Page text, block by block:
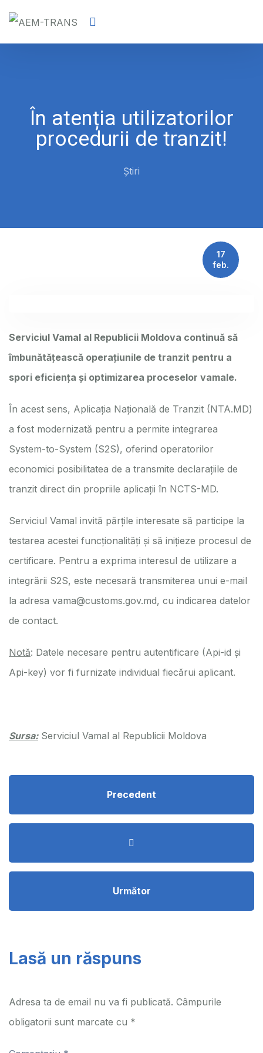
În atenția utilizatorilor
procedurii de tranzit!
Știri
17
feb.
Serviciul Vamal al Republicii Moldova continuă să
îmbunătățească operațiunile de tranzit pentru a
spori eficiența și optimizarea proceselor vamale.
În acest sens, Aplicația Națională de Tranzit (NTA.MD)
a fost modernizată pentru a permite integrarea
System-to-System (S2S), oferind operatorilor
economici posibilitatea de a transmite declarațiile de
tranzit direct din propriile aplicații în NCTS-MD.
Serviciul Vamal invită părțile interesate să participe la
testarea acestei funcționalități și să inițieze procesul de
certificare. Pentru a exprima interesul de utilizare a
integrării S2S, este necesară transmiterea unui e-mail
la adresa vama@customs.gov.md, cu indicarea datelor
de contact.
Notă: Datele necesare pentru autentificare (Api-id și
Api-key) vor fi furnizate individual fiecărui aplicant.
Sursa:Serviciul Vamal al Republicii Moldova
Precedent
Următor
Lasă un răspuns
Adresa ta de email nu va fi publicată. Câmpurile
obligatorii sunt marcate cu *